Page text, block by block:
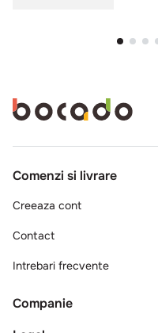
Comenzi si livrare
Creeaza cont
Contact
Intrebari frecvente
Companie